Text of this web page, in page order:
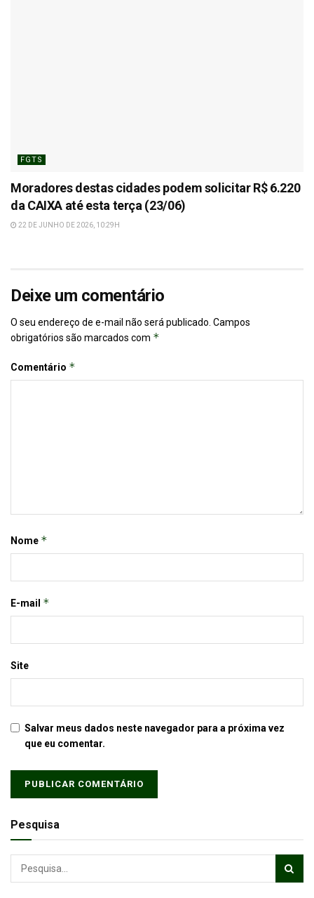
FGTS
Moradores destas cidades podem solicitar R$ 6.220
da CAIXA até esta terça (23/06)
22 DE JUNHO DE 2026, 10:29H
Deixe um comentário
O seu endereço de e-mail não será publicado. Campos
obrigatórios são marcados com *
Comentário *
Nome *
E-mail *
Site
Salvar meus dados neste navegador para a próxima vez
que eu comentar.
Pesquisa